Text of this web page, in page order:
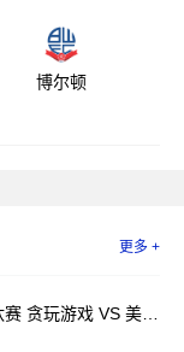
博尔顿
更多 +